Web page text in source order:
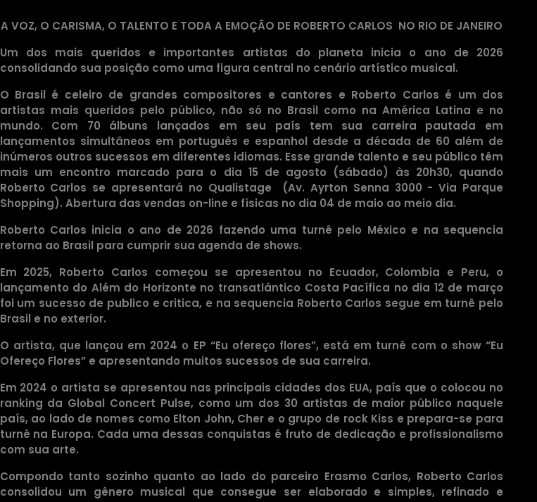
A VOZ, O CARISMA, O TALENTO E TODA A EMOÇÃO DE ROBERTO CARLOS NO RIO DE JANEIRO
Um dos mais queridos e importantes artistas do planeta inicia o ano de 2026
consolidando sua posição como uma figura central no cenário artístico musical.
O Brasil é celeiro de grandes compositores e cantores e Roberto Carlos é um dos
artistas mais queridos pelo público, não só no Brasil como na América Latina e no
mundo. Com 70 álbuns lançados em seu país tem sua carreira pautada em
lançamentos simultâneos em português e espanhol desde a década de 60 além de
inúmeros outros sucessos em diferentes idiomas. Esse grande talento e seu público têm
mais um encontro marcado para o dia 15 de agosto (sábado) às 20h30, quando
Roberto Carlos se apresentará no Qualistage (Av. Ayrton Senna 3000 - Via Parque
Shopping). Abertura das vendas on-line e físicas no dia 04 de maio ao meio dia.
Roberto Carlos inicia o ano de 2026 fazendo uma turnê pelo México e na sequencia
retorna ao Brasil para cumprir sua agenda de shows.
Em 2025, Roberto Carlos começou se apresentou no Ecuador, Colombia e Peru, o
lançamento do Além do Horizonte no transatlântico Costa Pacífica no dia 12 de março
foi um sucesso de publico e critica, e na sequencia Roberto Carlos segue em turnê pelo
Brasil e no exterior.
O artista, que lançou em 2024 o EP “Eu ofereço flores”, está em turnê com o show “Eu
Ofereço Flores” e apresentando muitos sucessos de sua carreira.
Em 2024 o artista se apresentou nas principais cidades dos EUA, país que o colocou no
ranking da Global Concert Pulse, como um dos 30 artistas de maior público naquele
país, ao lado de nomes como Elton John, Cher e o grupo de rock Kiss e prepara-se para
turnê na Europa. Cada uma dessas conquistas é fruto de dedicação e profissionalismo
com sua arte.
Compondo tanto sozinho quanto ao lado do parceiro Erasmo Carlos, Roberto Carlos
consolidou um gênero musical que consegue ser elaborado e simples, refinado e